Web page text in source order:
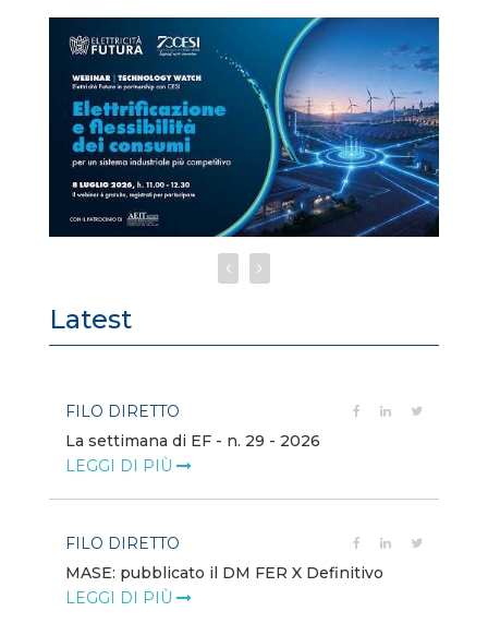
Latest
FILO DIRETTO
La settimana di EF - n. 29 - 2026
LEGGI DI PIÙ
FILO DIRETTO
MASE: pubblicato il DM FER X Definitivo
LEGGI DI PIÙ